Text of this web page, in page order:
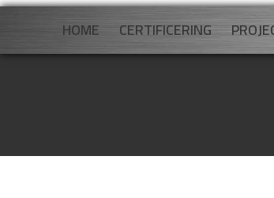
HOME CERTIFICERING